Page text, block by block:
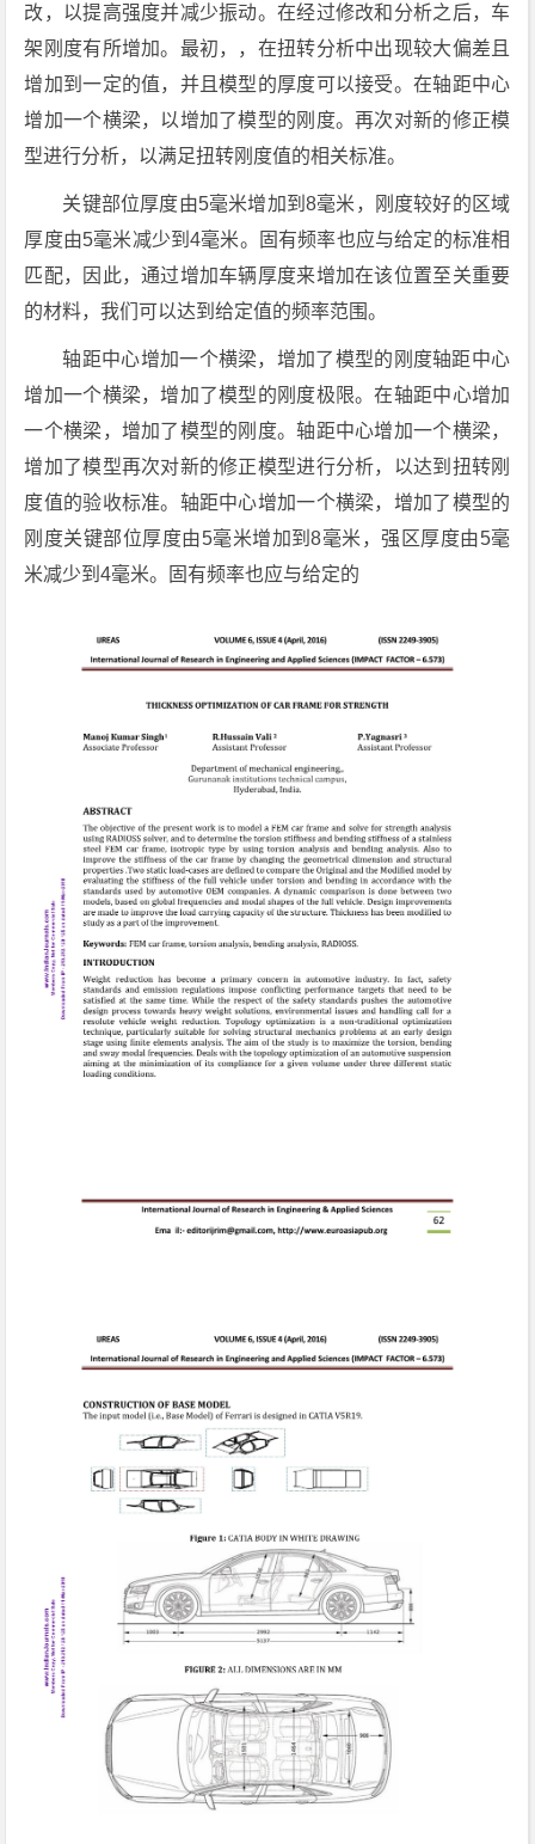
改，以提高强度并减少振动。在经过修改和分析之后，车
架刚度有所增加。最初，，在扭转分析中出现较大偏差且
增加到一定的值，并且模型的厚度可以接受。在轴距中心
增加一个横梁，以增加了模型的刚度。再次对新的修正模
型进行分析，以满足扭转刚度值的相关标准。
关键部位厚度由5毫米增加到8毫米，刚度较好的区域
厚度由5毫米减少到4毫米。固有频率也应与给定的标准相
匹配，因此，通过增加车辆厚度来增加在该位置至关重要
的材料，我们可以达到给定值的频率范围。
轴距中心增加一个横梁，增加了模型的刚度轴距中心
增加一个横梁，增加了模型的刚度极限。在轴距中心增加
一个横梁，增加了模型的刚度。轴距中心增加一个横梁，
增加了模型再次对新的修正模型进行分析，以达到扭转刚
度值的验收标准。轴距中心增加一个横梁，增加了模型的
刚度关键部位厚度由5毫米增加到8毫米，强区厚度由5毫
米减少到4毫米。固有频率也应与给定的